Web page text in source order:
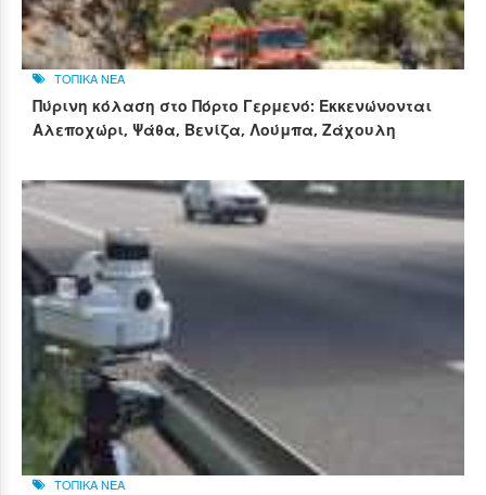
ΤΟΠΙΚΑ ΝΕΑ
Πύρινη κόλαση στο Πόρτο Γερμενό: Εκκενώνονται
Αλεποχώρι, Ψάθα, Βενίζα, Λούμπα, Ζάχουλη
ΤΟΠΙΚΑ ΝΕΑ